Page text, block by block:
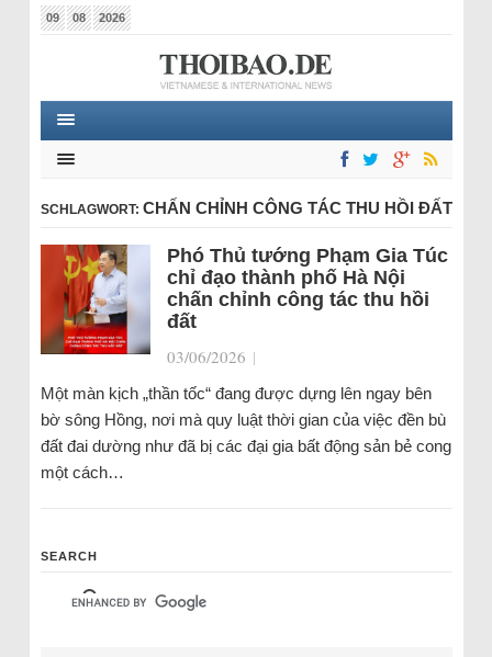
09 08 2026
SCHLAGWORT: CHẤN CHỈNH CÔNG TÁC THU HỒI ĐẤT
Phó Thủ tướng Phạm Gia Túc
chỉ đạo thành phố Hà Nội
chấn chỉnh công tác thu hồi
đất
03/06/2026 |
Một màn kịch „thần tốc“ đang được dựng lên ngay bên
bờ sông Hồng, nơi mà quy luật thời gian của việc đền bù
đất đai dường như đã bị các đại gia bất động sản bẻ cong
một cách…
SEARCH